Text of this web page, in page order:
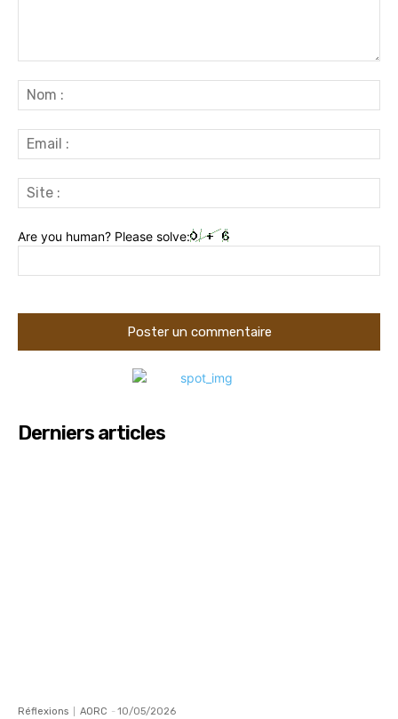
:
:
:
Are you human? Please solve:
Derniers articles
Réflexions AORC - 10/05/2026